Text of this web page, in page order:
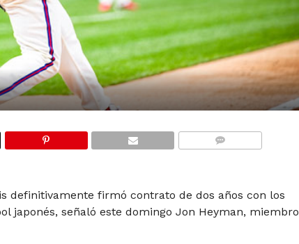
definitivamente firmó contrato de dos años con los
japonés, señaló este domingo Jon Heyman, miembro